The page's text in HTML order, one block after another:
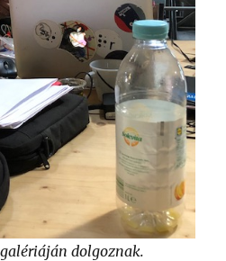
galériáján dolgoznak.